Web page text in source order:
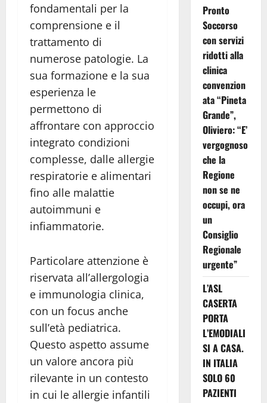
fondamentali per la
comprensione e il
trattamento di
numerose patologie. La
sua formazione e la sua
esperienza le
permettono di
affrontare con approccio
integrato condizioni
complesse, dalle allergie
respiratorie e alimentari
fino alle malattie
autoimmuni e
infiammatorie.
Particolare attenzione è
riservata all’allergologia
e immunologia clinica,
con un focus anche
sull’età pediatrica.
Questo aspetto assume
un valore ancora più
rilevante in un contesto
in cui le allergie infantili
Pronto
Soccorso
con servizi
ridotti alla
clinica
convenzion
ata “Pineta
Grande”,
Oliviero: “E’
vergognoso
che la
Regione
non se ne
occupi, ora
un
Consiglio
Regionale
urgente”
L’ASL
CASERTA
PORTA
L’EMODIALI
SI A CASA.
IN ITALIA
SOLO 60
PAZIENTI